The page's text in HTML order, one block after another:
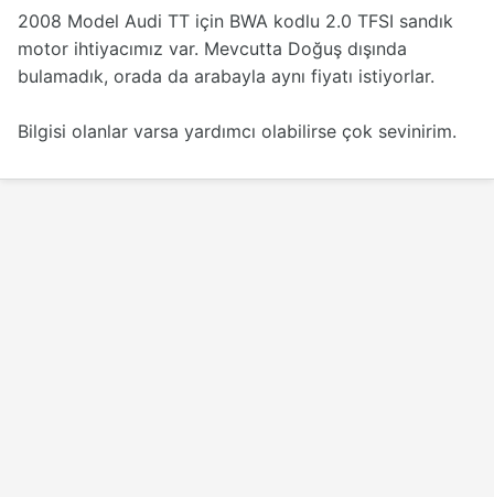
2008 Model Audi TT için BWA kodlu 2.0 TFSI sandık
motor ihtiyacımız var. Mevcutta Doğuş dışında
bulamadık, orada da arabayla aynı fiyatı istiyorlar.
Bilgisi olanlar varsa yardımcı olabilirse çok sevinirim.